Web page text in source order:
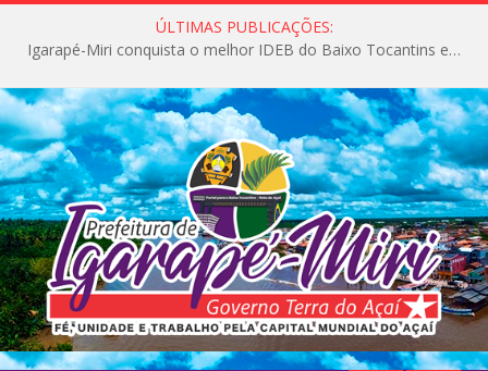
ÚLTIMAS PUBLICAÇÕES:
Igarapé-Miri conquista o melhor IDEB do Baixo Tocantins e avança na qualidade da educação pública